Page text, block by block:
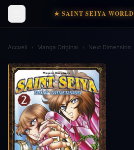
★ SAINT SEIYA WORLD
Accueil › Manga Original › Next Dimension